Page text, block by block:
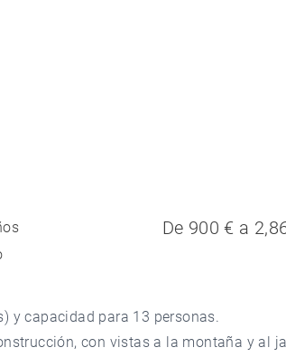
De 900 € a
y capacidad para 13 personas.
con vistas a la montaña y al